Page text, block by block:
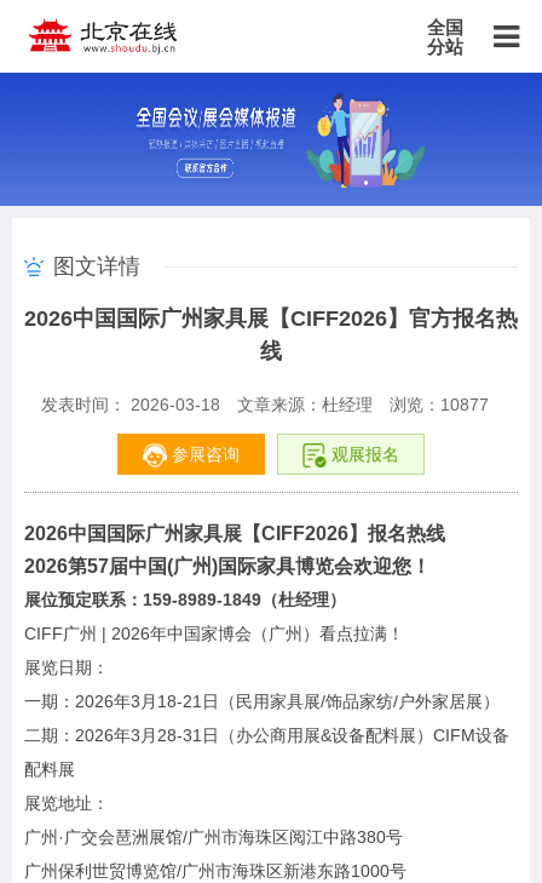
全国
分站
主站
广东站 重庆站 天津站 江苏站
河南站 河北站
甘肃站
新疆站
四川站
图文详情
2026中国国际广州家具展【CIFF2026】官方报名热
线
发表时间： 2026-03-18 文章来源：杜经理 浏览： 10877
参展咨询 观展报名
2026中国国际广州家具展【CIFF2026】报名热线
2026第57届中国(广州)国际家具博览会欢迎您！
展位预定联系：159-8989-1849（杜经理）
CIFF广州 | 2026年中国家博会（广州）看点拉满！
展览日期：
一期：2026年3月18-21日（民用家具展/饰品家纺/户外家居展）
二期：2026年3月28-31日（办公商用展&设备配料展）CIFM设备
配料展
展览地址：
广州·广交会琶洲展馆/广州市海珠区阅江中路380号
广州保利世贸博览馆/广州市海珠区新港东路1000号